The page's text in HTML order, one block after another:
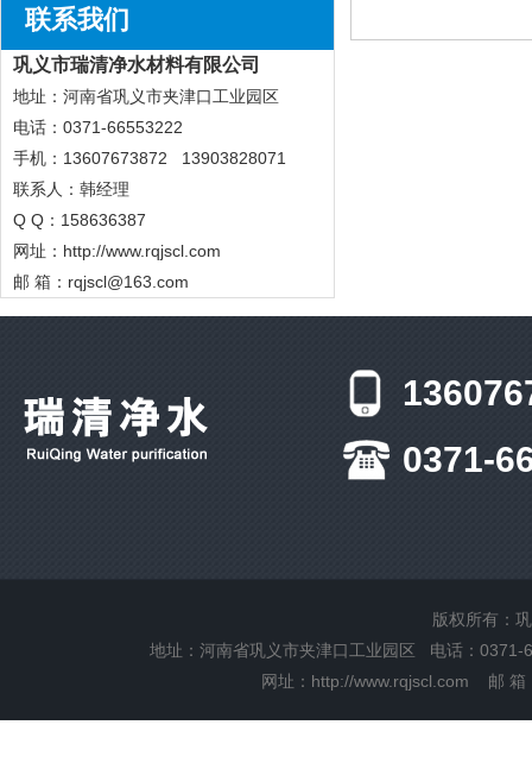
联系我们
巩义市瑞清净水材料有限公司
地址：河南省巩义市夹津口工业园区
电话：0371-66553222
手机：13607673872 13903828071
联系人：韩经理
Q Q：158636387
网址： http://www.rqjscl.com
邮 箱：rqjscl@163.com
0371-
版权所有：
地址：河南省巩义市夹津口工业园区 电话：
网址： http://www.rqjscl.com 邮 箱